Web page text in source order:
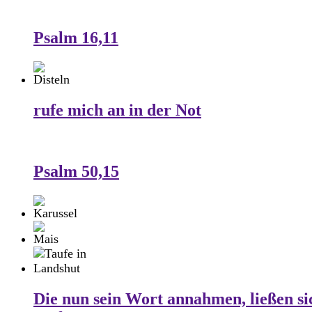
Psalm 16,11
rufe mich an in der Not
Psalm 50,15
Die nun sein Wort annahmen, ließen